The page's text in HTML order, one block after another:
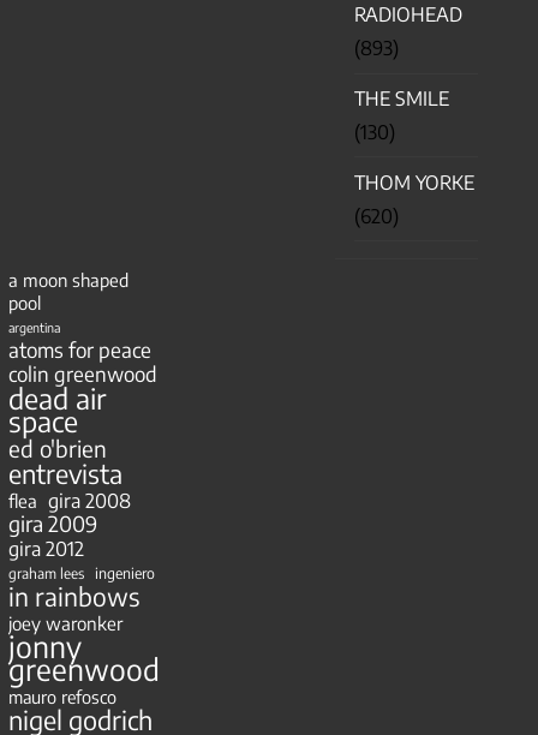
RADIOHEAD
(893)
THE SMILE
(130)
THOM YORKE
(620)
a moon shaped
pool
argentina
atoms for peace
colin greenwood
dead air
space
ed o'brien
entrevista
flea gira 2008
gira 2009
gira 2012
graham lees ingeniero
in rainbows
joey waronker
jonny
greenwood
mauro refosco
nigel godrich